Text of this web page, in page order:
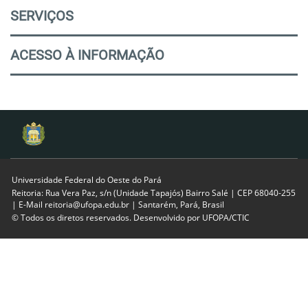
SERVIÇOS
ACESSO À INFORMAÇÃO
Universidade Federal do Oeste do Pará
Reitoria: Rua Vera Paz, s/n (Unidade Tapajós) Bairro Salé | CEP 68040-255
| E-Mail reitoria@ufopa.edu.br | Santarém, Pará, Brasil
© Todos os diretos reservados. Desenvolvido por UFOPA/CTIC